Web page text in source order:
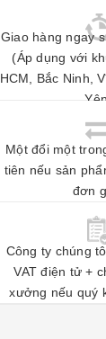
Giao hàng ngay
(Áp dụng với
HCM, Bắc Ninh,
Một đổi một
tiên nếu sản
đơn
Công ty chúng
VAT điện tử +
xưởng nếu quý